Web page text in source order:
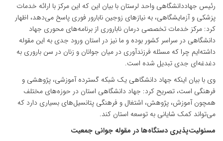
رئیس جهاددانشگاهی واحد لرستان با بیان این که این مرکز با ارائه خدمات
پزشکی و آزمایشگاهی، به نیازهای زوجین نابارور فوری پاسخ می‌دهد، اظهار
کرد: مرکز خدمات تخصصی درمان ناباروری از برنامه‌های محوری جهاد
دانشگاهی در سراسر کشور بوده و ما نیز در استان ورود جدی به این مقوله
داشته‌ایم چرا که مسئله فرزندآوری در میان جوانان و زنان در سن باروری به
دغدغه‌ای جدی تبدیل شده است.
وی با بیان اینکه جهاد دانشگاهی یک شبکه گسترده آموزشی، پژوهشی و
فرهنگی است، تصریح کرد: جهاد دانشگاهی استان در حوزه‌های مختلف
همچون آموزش، پژوهش، اشتغال و فرهنگی پتانسیل‌های بسیاری دارد که
می‌تواند کمک شایانی به توسعه استان کند.
مسئولیت‌پذیری دستگاه‌ها در مقوله جوانی جمعیت